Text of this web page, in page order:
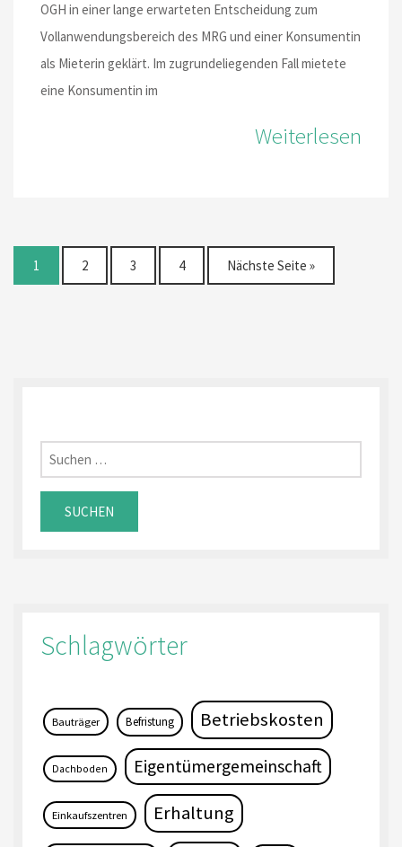
OGH in einer lange erwarteten Entscheidung zum
Vollanwendungsbereich des MRG und einer Konsumentin
als Mieterin geklärt. Im zugrundeliegenden Fall mietete
eine Konsumentin im
Weiterlesen
1 2 3 4 Nächste Seite »
Suchen
nach:
Schlagwörter
Bauträger Befristung Betriebskosten
Dachboden Eigentümergemeinschaft
Einkaufszentren Erhaltung